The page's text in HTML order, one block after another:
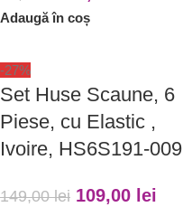
Adaugă în coș
-27%
Set Huse Scaune, 6
Piese, cu Elastic ,
Ivoire, HS6S191-009
149,00lei 109,00 lei